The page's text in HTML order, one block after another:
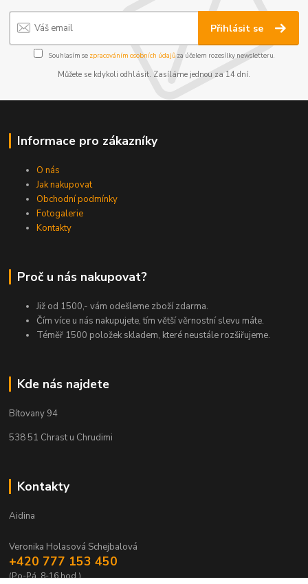
Přihlásit se
Souhlasím se zpracováním osobních údajůza účelem rozesílky newsletteru.
Můžete se kdykoli odhlásit. Zasíláme jednou za 14 dní.
Informace pro zákazníky
O nás
Jak nakupovat
Obchodní podmínky
Fotogalerie
Kontakty
Proč u nás nakupovat?
Již od 1500,- vám odešleme zboží zdarma.
Čím více u nás nakupujete, tím větší věrnostní slevu máte.
Téměř 1500 položek skladem, které neustále rozšiřujeme.
Kde nás najdete
Bítovany 94
538 51 Chrast u Chrudimi
Kontakty
Aidina
Veronika Holasová Schejbalová
+420 777 153 450
(Po-Pá, 8-16 hod.)